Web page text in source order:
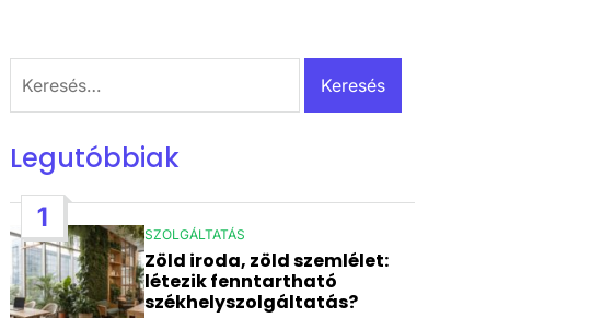
Legutóbbiak
1
POSTED
IN
SZOLGÁLTATÁS
Zöld iroda, zöld szemlélet:
létezik fenntartható
székhelyszolgáltatás?